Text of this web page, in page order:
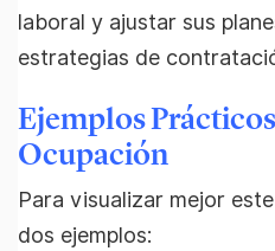
laboral y ajustar sus
estrategias de
Ejemplos
Ocupación
Para visualizar mejor
dos ejemplos: